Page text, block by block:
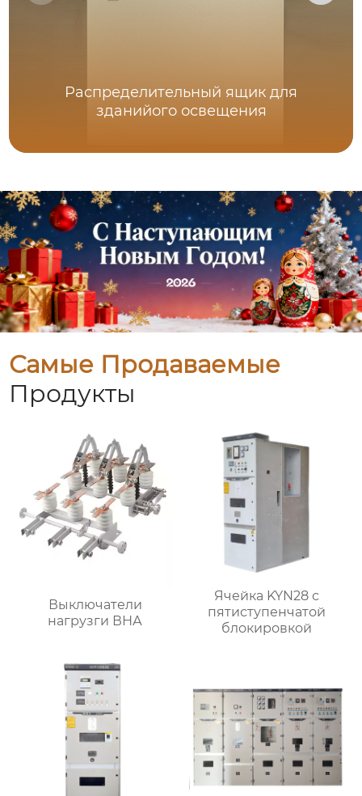
Распределительный ящик для
зданийого освещения
Самые Продаваемые
Продукты
Выключатели
нагрузги ВНА
Ячейка KYN28 с
пятиступенчатой
блокировкой